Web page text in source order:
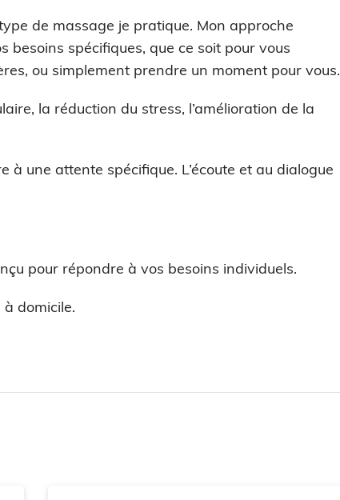
de massage je pratique. Mon approche
spécifiques, que ce soit pour vous
ou simplement prendre un moment pour vous.
la réduction du stress, l’amélioration de la
une attente spécifique. L’écoute et au dialogue
pour répondre à vos besoins individuels.
domicile.